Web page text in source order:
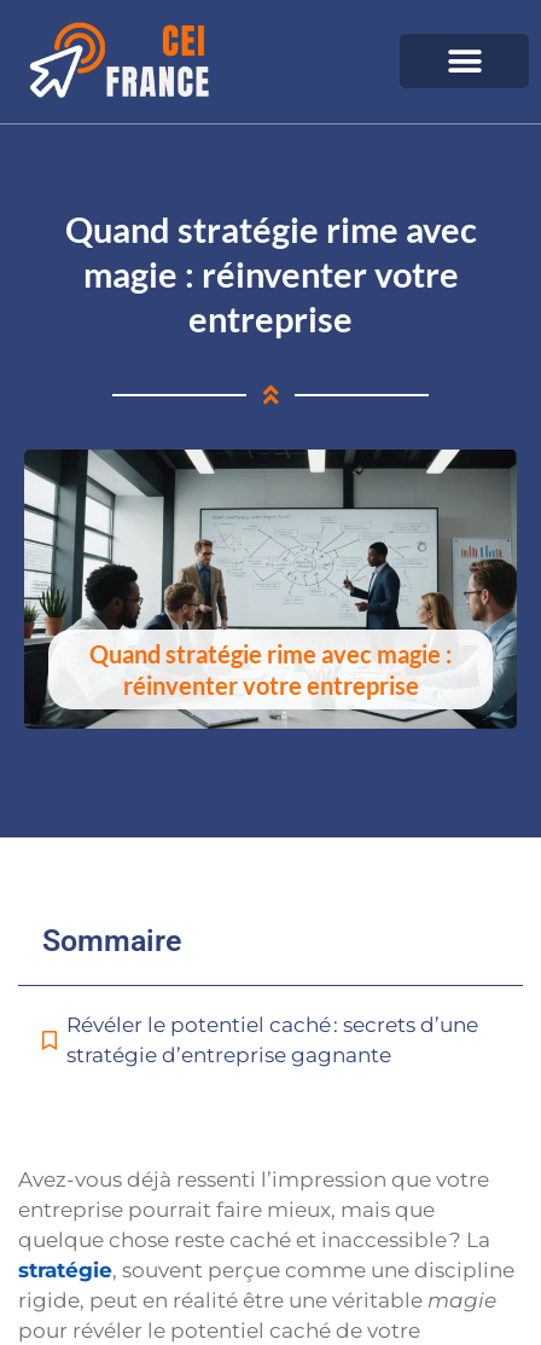
Quand stratégie rime avec
magie : réinventer votre
entreprise
Quand stratégie rime avec magie :
réinventer votre entreprise
Sommaire
Révéler le potentiel caché : secrets d’une
stratégie d’entreprise gagnante
Avez-vous déjà ressenti l’impression que votre
entreprise pourrait faire mieux, mais que
quelque chose reste caché et inaccessible ? La
stratégie, souvent perçue comme une discipline
rigide, peut en réalité être une véritable magie
pour révéler le potentiel caché de votre